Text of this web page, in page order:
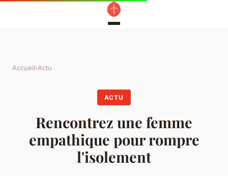
Accueil›Actu
ACTU
Rencontrez une femme
empathique pour rompre
l'isolement